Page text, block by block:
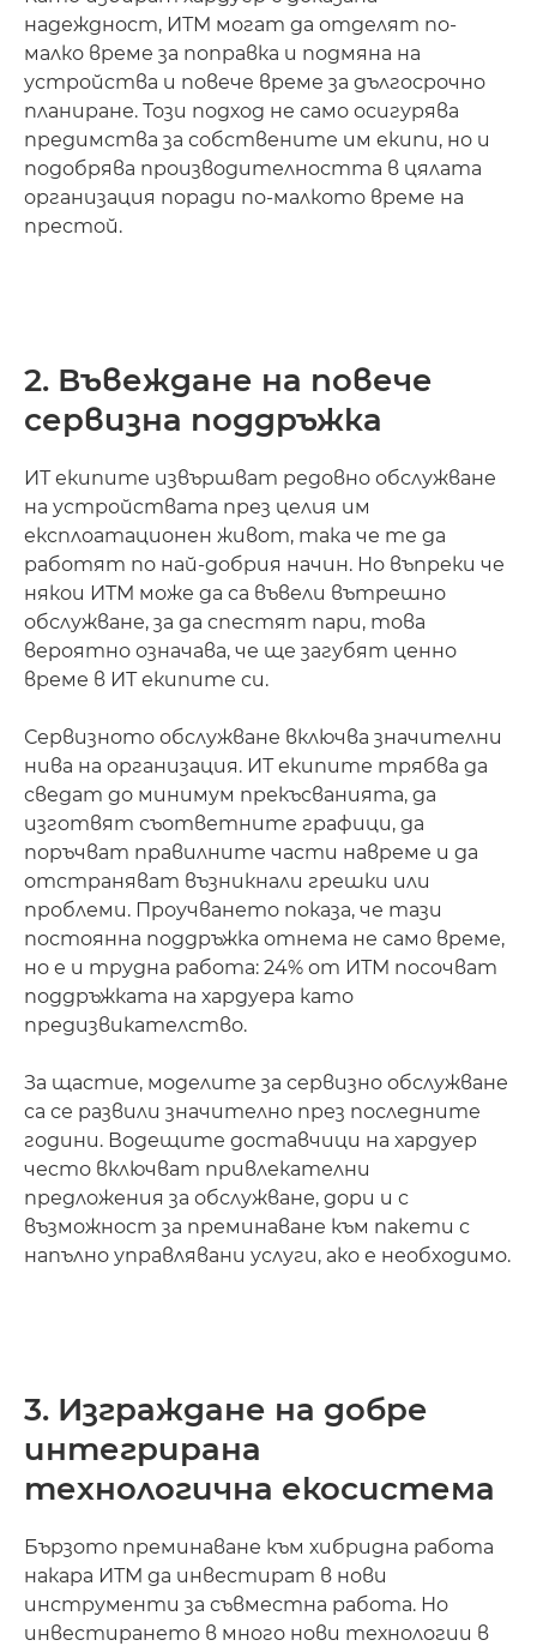
надеждност, ИТМ могат да отделят по-
малко време за поправка и подмяна на
устройства и повече време за дългосрочно
планиране. Този подход не само осигурява
предимства за собствените им екипи, но и
подобрява производителността в цялата
организация поради по-малкото време на
престой.
2. Въвеждане на повече
сервизна поддръжка
ИТ екипите извършват редовно обслужване
на устройствата през целия им
експлоатационен живот, така че те да
работят по най-добрия начин. Но въпреки че
някои ИТМ може да са въвели вътрешно
обслужване, за да спестят пари, това
вероятно означава, че ще загубят ценно
време в ИТ екипите си.
Сервизното обслужване включва значителни
нива на организация. ИТ екипите трябва да
сведат до минимум прекъсванията, да
изготвят съответните графици, да
поръчват правилните части навреме и да
отстраняват възникнали грешки или
проблеми. Проучването показа, че тази
постоянна поддръжка отнема не само време,
но е и трудна работа: 24% от ИТМ посочват
поддръжката на хардуера като
предизвикателство.
За щастие, моделите за сервизно обслужване
са се развили значително през последните
години. Водещите доставчици на хардуер
често включват привлекателни
предложения за обслужване, дори и с
възможност за преминаване към пакети с
напълно управлявани услуги, ако е необходимо.
3. Изграждане на добре
интегрирана
технологична екосистема
Бързото преминаване към хибридна работа
накара ИТМ да инвестират в нови
инструменти за съвместна работа. Но
инвестирането в много нови технологии в